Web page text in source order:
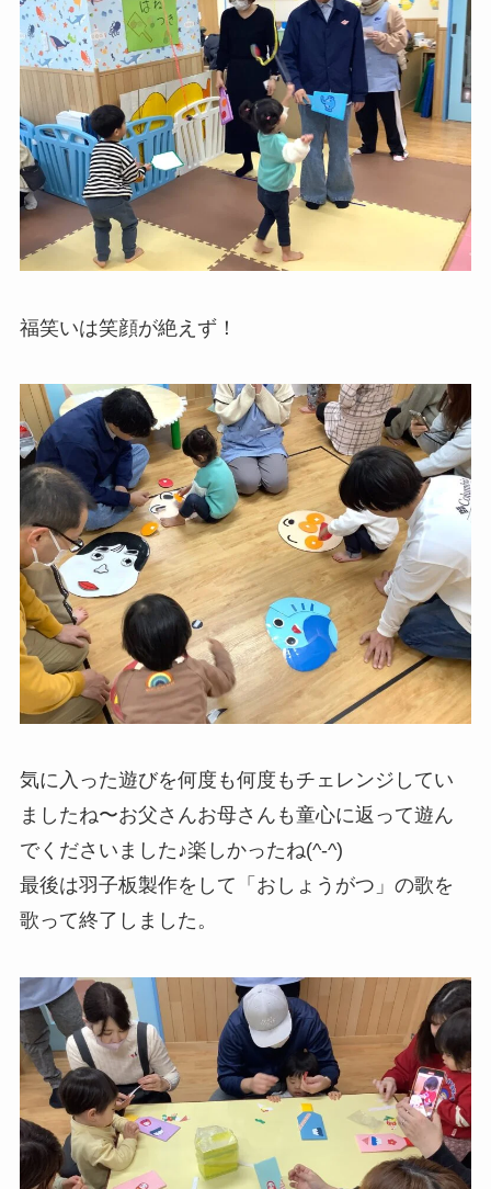
福笑いは笑顔が絶えず！
気に入った遊びを何度も何度もチェレンジしてい
ましたね〜お父さんお母さんも童心に返って遊ん
でくださいました♪楽しかったね(^-^)
最後は羽子板製作をして「おしょうがつ」の歌を
歌って終了しました。